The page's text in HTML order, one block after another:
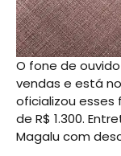
O fone de
vendas e está
oficializou esses
de R$ 1.300.
Magalu com